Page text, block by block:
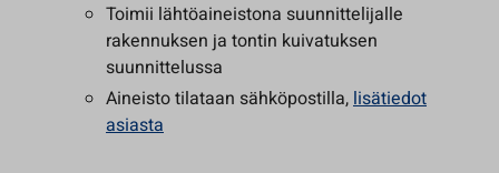
Toimii lähtöaineistona suunnittelijalle
rakennuksen ja tontin kuivatuksen
suunnittelussa
Aineisto tilataan sähköpostilla,lisätiedot
asiasta